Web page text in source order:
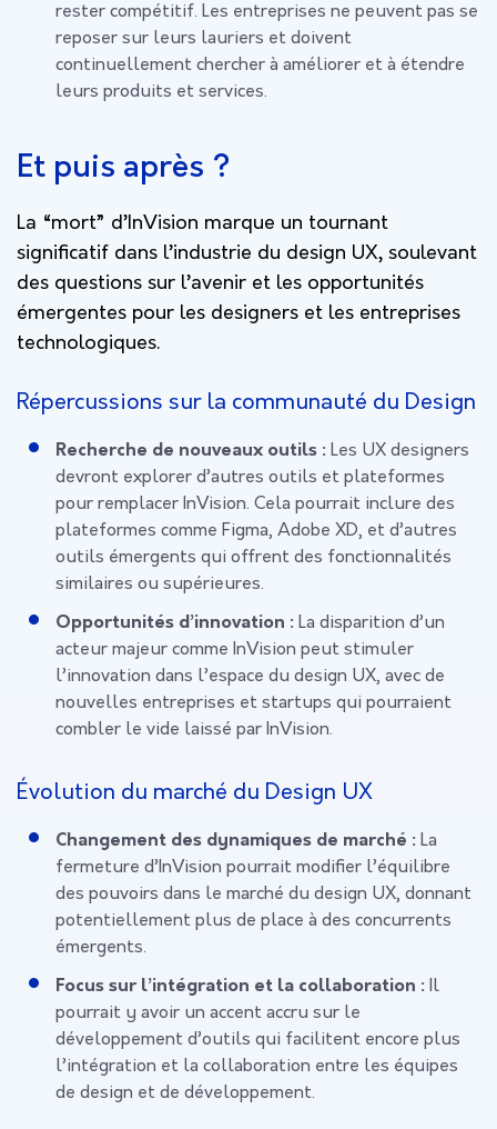
rester compétitif. Les entreprises ne peuvent pas se
reposer sur leurs lauriers et doivent
continuellement chercher à améliorer et à étendre
leurs produits et services.
Et puis après ?
La “mort” d’InVision marque un tournant
significatif dans l’industrie du design UX, soulevant
des questions sur l’avenir et les opportunités
émergentes pour les designers et les entreprises
technologiques.
Répercussions sur la communauté du Design
Recherche de nouveaux outils : Les UX designers
devront explorer d’autres outils et plateformes
pour remplacer InVision. Cela pourrait inclure des
plateformes comme Figma, Adobe XD, et d’autres
outils émergents qui offrent des fonctionnalités
similaires ou supérieures.
Opportunités d’innovation : La disparition d’un
acteur majeur comme InVision peut stimuler
l’innovation dans l’espace du design UX, avec de
nouvelles entreprises et startups qui pourraient
combler le vide laissé par InVision.
Évolution du marché du Design UX
Changement des dynamiques de marché : La
fermeture d’InVision pourrait modifier l’équilibre
des pouvoirs dans le marché du design UX, donnant
potentiellement plus de place à des concurrents
émergents.
Focus sur l’intégration et la collaboration : Il
pourrait y avoir un accent accru sur le
développement d’outils qui facilitent encore plus
l’intégration et la collaboration entre les équipes
de design et de développement.